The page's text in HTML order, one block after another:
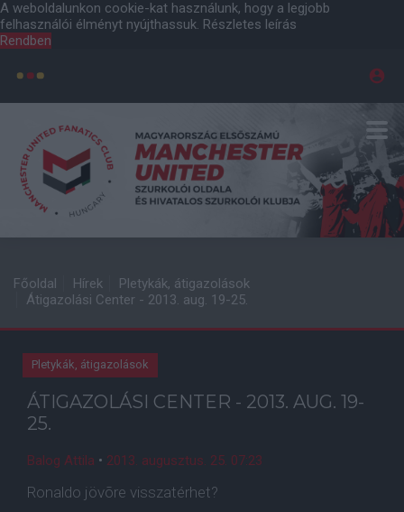
A weboldalunkon cookie-kat használunk, hogy a legjobb
felhasználói élményt nyújthassuk. Részletes leírás
Rendben
Főoldal Hírek
Pletykák, átigazolások
Átigazolási Center - 2013. aug. 19-25.
Pletykák, átigazolások
ÁTIGAZOLÁSI CENTER - 2013. AUG. 19-
25.
Balog Attila • 2013. augusztus. 25. 07:23
Ronaldo jövõre visszatérhet?